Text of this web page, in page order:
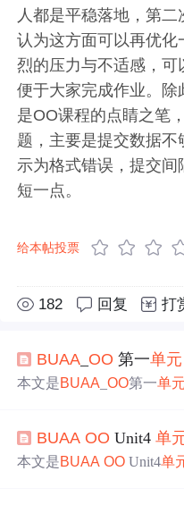
人都是平稳落地，第
认为这方面可以再优
烈的压力与不适感，可
便于大家完成作业。
是OO课程的点睛之笔
题，主要是提交数据
示为格式错误，提交
短一点。
给本帖投票
182 回复 打
BUAA OO 第一单元
本文是BUAA _OO第一单
深浅克隆、预处理等问题
单元的展望。
BUAA OO Unit4单
本文是BUAA OO Unit4单